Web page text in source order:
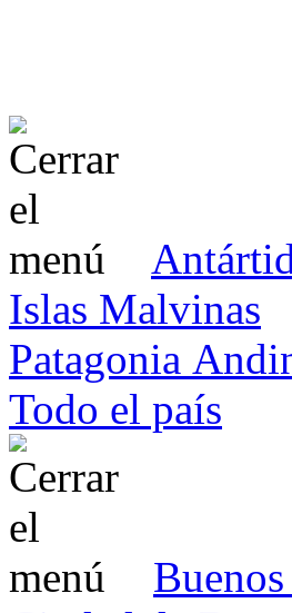
Islas Malvinas
Patagonia
Todo el país